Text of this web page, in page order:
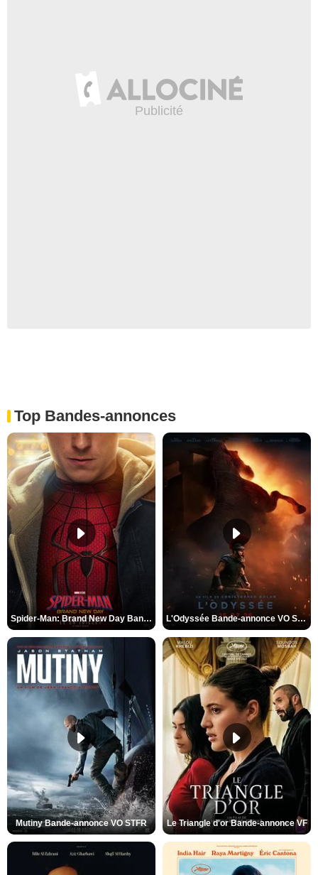
Top Bandes-annonces
Spider-Man: Brand New Day Bande-annonce VO STFR L'Odyssée Bande-annonce VO STFR
Mutiny Bande-annonce VO STFR Le Triangle d'or Bande-annonce VF